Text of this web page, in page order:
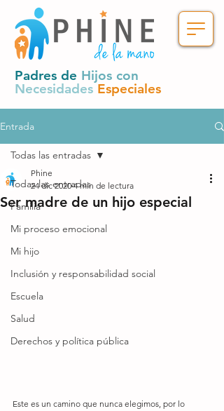
Padres de Hijos con
Necesidades Especiales
Entrada
Todas las entradas
Familia
Mi proceso emocional
Mi hijo
Inclusión y responsabilidad social
Escuela
Salud
Derechos y política pública
Todas las entradas
Ser madre de un hijo especial
Phine
24 dic 2020 4 min de lectura
Este es un camino que nunca elegimos, por lo